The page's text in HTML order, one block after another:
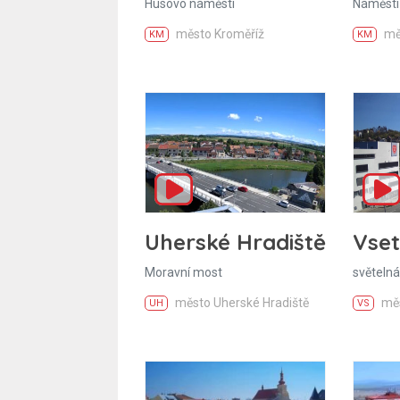
Husovo náměstí
KM město Kroměříž KM
Uherské Hradiště
Moravní most
UH město Uherské Hradiště VS